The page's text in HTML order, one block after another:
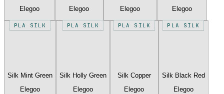
Elegoo
Elegoo
Elegoo
Elegoo
PLA SILK
Silk Mint Green
Elegoo
PLA SILK
Silk Holly Green
Elegoo
PLA SILK
Silk Copper
Elegoo
PLA SILK
Silk Black Red
Elegoo